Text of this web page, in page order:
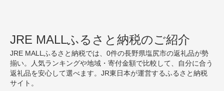
JRE MALLふるさと納税のご紹介
JRE MALLふるさと納税では、0件の長野県塩尻市の返礼品が勢
揃い。人気ランキングや地域・寄付金額で比較して、自分に合う
返礼品を安心して選べます。JR東日本が運営するふるさと納税
サイト。